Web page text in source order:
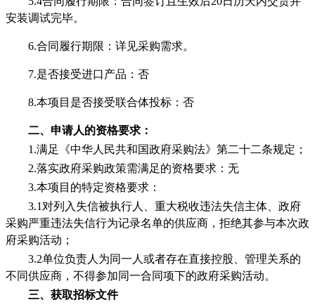
安装调试完毕。
6.合同履行期限：详见采购需求。
7.是否接受进口产品：否
8.本项目是否接受联合体投标：否
二、申请人的资格要求：
1.满足《中华人民共和国政府采购法》第二十二条规定；
2.落实政府采购政策需满足的资格要求：无
3.本项目的特定资格要求：
3.1对列入失信被执行人、重大税收违法失信主体、政府
采购严重违法失信行为记录名单的供应商，拒绝其参与本次政
府采购活动；
3.2单位负责人为同一人或者存在直接控股、管理关系的
不同供应商，不得参加同一合同项下的政府采购活动。
三、获取招标文件